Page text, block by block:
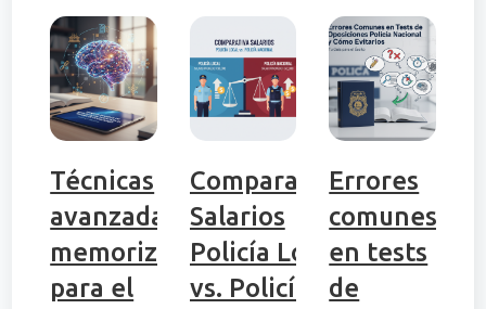
Técnicas
avanzadas de
memorización
para el
Comparativa
Salarios
Policía Local
vs. Policía
Errores
comunes
en tests
de